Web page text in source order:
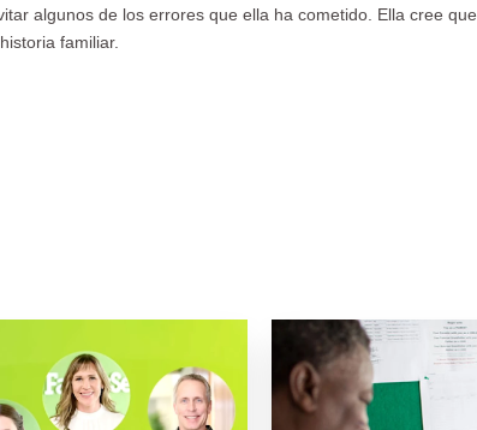
algunos de los errores que ella ha cometido. Ella cree que,
familiar.